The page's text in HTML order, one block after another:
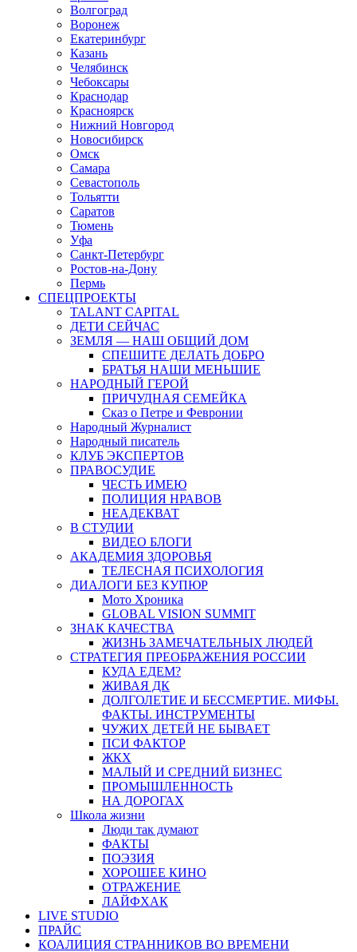
Волгоград
Воронеж
Екатеринбург
Казань
Челябинск
Чебоксары
Краснодар
Красноярск
Нижний Новгород
Новосибирск
Омск
Самара
Севастополь
Тольятти
Саратов
Тюмень
Уфа
Санкт-Петербург
Ростов-на-Дону
Пермь
СПЕЦПРОЕКТЫ
TALANT CAPITAL
ДЕТИ СЕЙЧАС
ЗЕМЛЯ — НАШ ОБЩИЙ ДОМ
СПЕШИТЕ ДЕЛАТЬ ДОБРО
БРАТЬЯ НАШИ МЕНЬШИЕ
НАРОДНЫЙ ГЕРОЙ
ПРИЧУДНАЯ СЕМЕЙКА
Сказ о Петре и Февронии
Народный Журналист
Народный писатель
КЛУБ ЭКСПЕРТОВ
ПРАВОСУДИЕ
ЧЕСТЬ ИМЕЮ
ПОЛИЦИЯ НРАВОВ
НЕАДЕКВАТ
В СТУДИИ
ВИДЕО БЛОГИ
АКАДЕМИЯ ЗДОРОВЬЯ
ТЕЛЕСНАЯ ПСИХОЛОГИЯ
ДИАЛОГИ БЕЗ КУПЮР
Мото Хроника
GLOBAL VISION SUMMIT
ЗНАК КАЧЕСТВА
ЖИЗНЬ ЗАМЕЧАТЕЛЬНЫХ ЛЮДЕЙ
СТРАТЕГИЯ ПРЕОБРАЖЕНИЯ РОССИИ
КУДА ЕДЕМ?
ЖИВАЯ ДК
ДОЛГОЛЕТИЕ И БЕССМЕРТИЕ. МИФЫ.
ФАКТЫ. ИНСТРУМЕНТЫ
ЧУЖИХ ДЕТЕЙ НЕ БЫВАЕТ
ПСИ ФАКТОР
ЖКХ
МАЛЫЙ И СРЕДНИЙ БИЗНЕС
ПРОМЫШЛЕННОСТЬ
НА ДОРОГАХ
Школа жизни
Люди так думают
ФАКТЫ
ПОЭЗИЯ
ХОРОШЕЕ КИНО
ОТРАЖЕНИЕ
ЛАЙФХАК
LIVE STUDIO
ПРАЙС
КОАЛИЦИЯ СТРАННИКОВ ВО ВРЕМЕНИ